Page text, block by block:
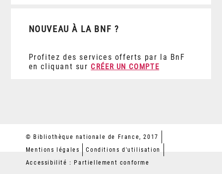
NOUVEAU À LA BNF ?
Profitez des services offerts par la BnF
en cliquant sur CRÉER UN COMPTE
© Bibliothèque nationale de France, 2017
Mentions légales
Conditions d'utilisation
Accessibilité : Partiellement conforme